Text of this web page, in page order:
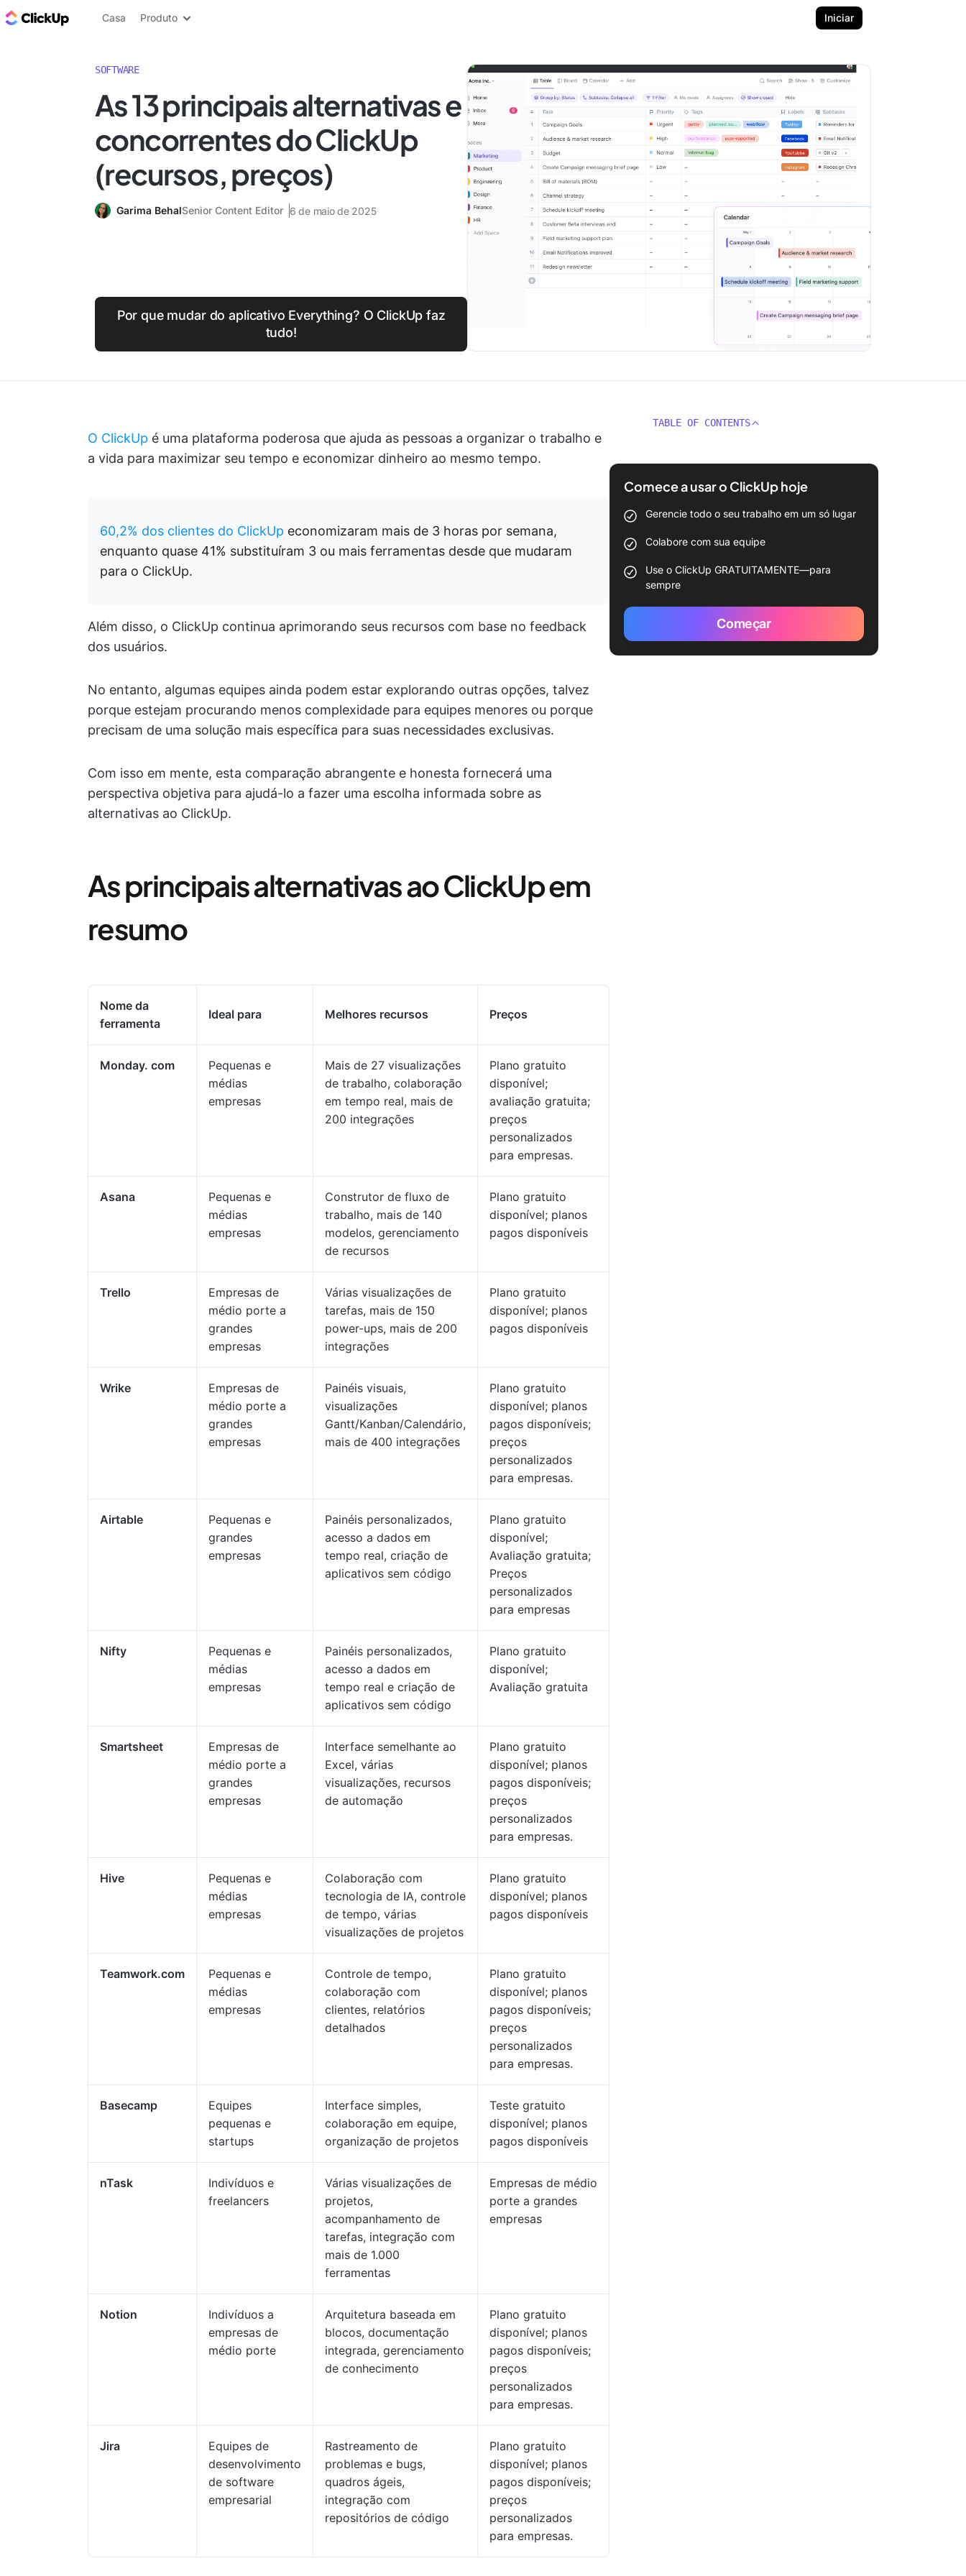
ClickUp Blogue
Casa Produto Iniciar
SOFTWARE
As 13 principais alternativas e
concorrentes do ClickUp
(recursos, preços)
Garima BehalSenior Content Editor 6 de maio de 2025
Por que mudar do aplicativo Everything? O ClickUp faz
tudo!
O ClickUp é uma plataforma poderosa que ajuda as pessoas a organizar o trabalho e
a vida para maximizar seu tempo e economizar dinheiro ao mesmo tempo.
60,2% dos clientes do ClickUp economizaram mais de 3 horas por semana,
enquanto quase 41% substituíram 3 ou mais ferramentas desde que mudaram
para o ClickUp.
Além disso, o ClickUp continua aprimorando seus recursos com base no feedback
dos usuários.
No entanto, algumas equipes ainda podem estar explorando outras opções, talvez
porque estejam procurando menos complexidade para equipes menores ou porque
precisam de uma solução mais específica para suas necessidades exclusivas.
Com isso em mente, esta comparação abrangente e honesta fornecerá uma
perspectiva objetiva para ajudá-lo a fazer uma escolha informada sobre as
alternativas ao ClickUp.
As principais alternativas ao ClickUp em
resumo
Nome da
ferramenta
Ideal para Melhores recursos Preços
Monday. com
Pequenas e
médias
empresas
Mais de 27 visualizações
de trabalho, colaboração
em tempo real, mais de
200 integrações
Plano gratuito
disponível;
avaliação gratuita;
preços
personalizados
para empresas.
Asana
Pequenas e
médias
empresas
Construtor de fluxo de
trabalho, mais de 140
modelos, gerenciamento
de recursos
Plano gratuito
disponível; planos
pagos disponíveis
Trello
Empresas de
médio porte a
grandes
empresas
Várias visualizações de
tarefas, mais de 150
power-ups, mais de 200
integrações
Plano gratuito
disponível; planos
pagos disponíveis
Wrike
Empresas de
médio porte a
grandes
empresas
Painéis visuais,
visualizações
Gantt/Kanban/Calendário,
mais de 400 integrações
Plano gratuito
disponível; planos
pagos disponíveis;
preços
personalizados
para empresas.
Airtable
Pequenas e
grandes
empresas
Painéis personalizados,
acesso a dados em
tempo real, criação de
aplicativos sem código
Plano gratuito
disponível;
Avaliação gratuita;
Preços
personalizados
para empresas
Nifty
Pequenas e
médias
empresas
Painéis personalizados,
acesso a dados em
tempo real e criação de
aplicativos sem código
Plano gratuito
disponível;
Avaliação gratuita
Smartsheet
Empresas de
médio porte a
grandes
empresas
Interface semelhante ao
Excel, várias
visualizações, recursos
de automação
Plano gratuito
disponível; planos
pagos disponíveis;
preços
personalizados
para empresas.
Hive
Pequenas e
médias
empresas
Colaboração com
tecnologia de IA, controle
de tempo, várias
visualizações de projetos
Plano gratuito
disponível; planos
pagos disponíveis
Teamwork.com
Pequenas e
médias
empresas
Controle de tempo,
colaboração com
clientes, relatórios
detalhados
Plano gratuito
disponível; planos
pagos disponíveis;
preços
personalizados
para empresas.
Basecamp
Equipes
pequenas e
startups
Interface simples,
colaboração em equipe,
organização de projetos
Teste gratuito
disponível; planos
pagos disponíveis
nTask
Indivíduos e
freelancers
Várias visualizações de
projetos,
acompanhamento de
tarefas, integração com
mais de 1.000
ferramentas
Empresas de médio
porte a grandes
empresas
Notion
Indivíduos a
empresas de
médio porte
Arquitetura baseada em
blocos, documentação
integrada, gerenciamento
de conhecimento
Plano gratuito
disponível; planos
pagos disponíveis;
preços
personalizados
para empresas.
Jira
Equipes de
desenvolvimento
de software
empresarial
Rastreamento de
problemas e bugs,
quadros ágeis,
integração com
repositórios de código
Plano gratuito
disponível; planos
pagos disponíveis;
preços
personalizados
para empresas.
TABLE OF CONTENTS
Comece a usar o ClickUp hoje
Gerencie todo o seu trabalho em um só lugar
Colabore com sua equipe
Use o ClickUp GRATUITAMENTE—para
sempre
Começar